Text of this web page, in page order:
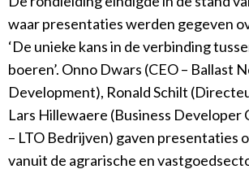
waar presentaties werden gegeven
‘De unieke kans in de verbinding
boeren’. Onno Dwars (CEO – Ballast
Development), Ronald Schilt
Lars Hillewaere (Business Developer
– LTO Bedrijven) gaven presentaties
vanuit de agrarische en